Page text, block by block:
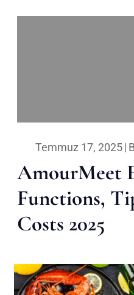
Temmuz 17, 2025|
AmourMeet
Functions,
Costs 2025